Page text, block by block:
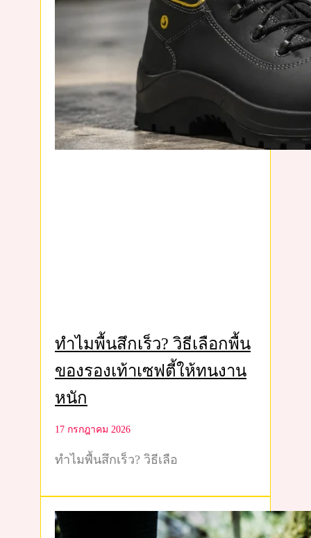
ทำไมพื้นสึกเร็ว? วิธีเลือกพื้น
ของรองเท้าเซฟตี้ให้ทนงาน
หนัก
17 กรกฎาคม 2026
ทำไมพื้นสึกเร็ว? วิธีเลือ